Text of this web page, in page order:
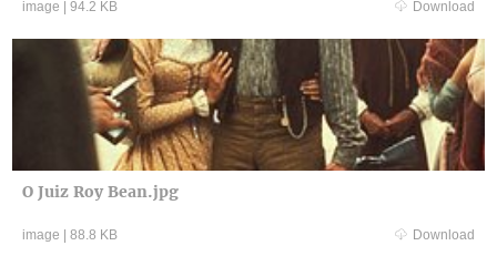
image 94.2 KB Download
O Juiz Roy Bean.jpg
image 88.8 KB Download